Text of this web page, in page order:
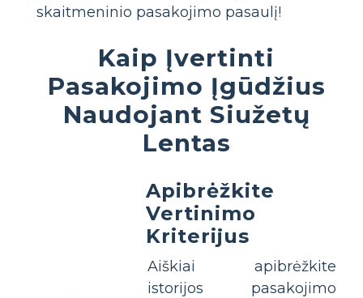
skaitmeninio pasakojimo pasaulį!
Kaip Įvertinti
Pasakojimo Įgūdžius
Naudojant Siužetų
Lentas
Apibrėžkite
Vertinimo
Kriterijus
Aiškiai apibrėžkite
istorijos pasakojimo